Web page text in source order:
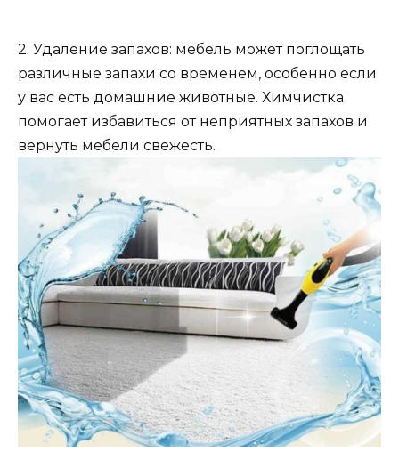
2. Удаление запахов: мебель может поглощать
различные запахи со временем, особенно если
у вас есть домашние животные. Химчистка
помогает избавиться от неприятных запахов и
вернуть мебели свежесть.